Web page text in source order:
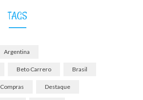
TAGS
Argentina
Beto Carrero Brasil
Compras Destaque